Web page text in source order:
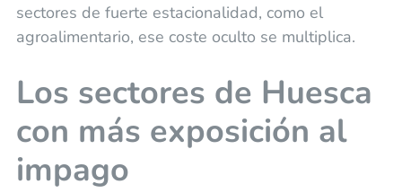
sectores de fuerte estacionalidad, como el
agroalimentario, ese coste oculto se multiplica.
Los sectores de Huesca
con más exposición al
impago